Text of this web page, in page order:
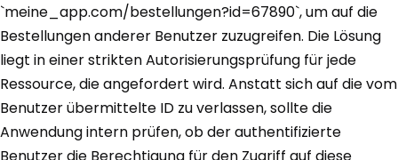
`meine_app.com/bestellungen?id=67890`, um auf die
Bestellungen anderer Benutzer zuzugreifen. Die Lösung
liegt in einer strikten Autorisierungsprüfung für jede
Ressource, die angefordert wird. Anstatt sich auf die vom
Benutzer übermittelte ID zu verlassen, sollte die
Anwendung intern prüfen, ob der authentifizierte